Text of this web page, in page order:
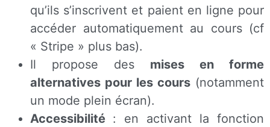
qu’ils s’inscrivent et paient en ligne pour
accéder automatiquement au cours (cf
« Stripe » plus bas).
Il propose des mises en forme
alternatives pour les cours (notamment
un mode plein écran).
Accessibilité : en activant la fonction